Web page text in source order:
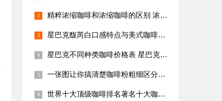
精粹浓缩咖啡和浓缩咖啡的区别 浓缩咖啡是什么意思 精粹浓缩咖啡
星巴克馥芮白口感特点与美式咖啡，卡布奇诺有什么区别哪个苦
星巴克不同种类咖啡价格表 星巴克菜单
一张图让你搞清楚咖啡粉粗细区分！手冲咖啡研磨度粗细标准教程
世界十大顶级咖啡排名著名十大咖啡品牌 世界十大咖啡有哪些品牌